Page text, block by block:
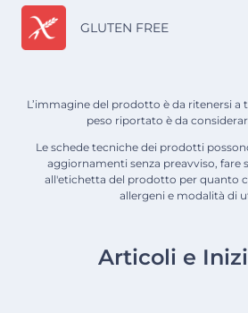
GLUTEN FREE
L’immagine del prodotto è da ritenersi a
peso riportato è da
Le schede tecniche dei prodotti
aggiornamenti senza preavviso, fare
all'etichetta del prodotto per quanto
allergeni e modalità di
Articoli e